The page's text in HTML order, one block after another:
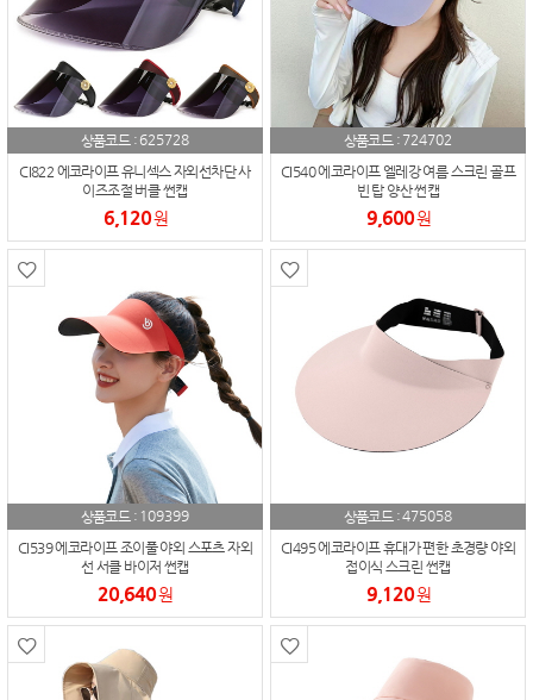
상품코드 : 625728
CI822 에코라이프 유니섹스 자외선차단 사
이즈조절 버클 썬캡
6,120원
상품코드 : 724702
CI540 에코라이프 엘레강 여름 스크린 골프
빈 탑 양산 썬캡
9,600원
상품코드 : 109399
CI539 에코라이프 조이풀 야외 스포츠 자외
선 서클 바이저 썬캡
20,640원
상품코드 :475058
CI495 에코라이프 휴대가 편한 초경량 야외
접이식 스크린 썬캡
9,120원